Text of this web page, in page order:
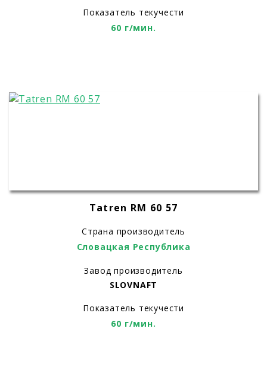
Показатель текучести
60 г/мин.
Tatren RM 60 57
Страна производитель
Словацкая Республика
Завод производитель
SLOVNAFT
Показатель текучести
60 г/мин.